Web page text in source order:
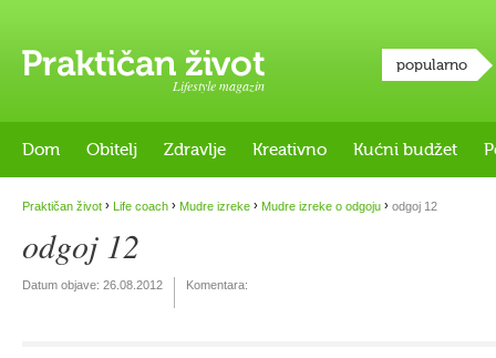
Lifestyle magazin
popularno
Dom Obitelj Zdravlje Kreativno Kućni budžet
Praktičan život › Life coach › Mudre izreke › Mudre izreke o odgoju › odgoj 12
odgoj 12
Datum objave: 26.08.2012 Komentara: